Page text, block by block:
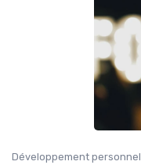
Développement personnel